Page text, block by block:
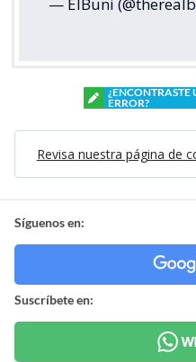
¿ENCONTRASTE
ERROR?
Revisa nuestra página de
Síguenos en:
Suscríbete en: